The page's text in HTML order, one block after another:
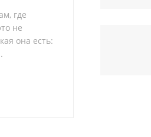
где
не
она есть: